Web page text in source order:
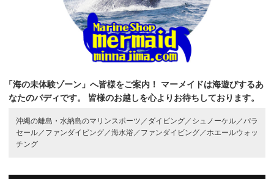
「海の未体験ゾーン」へ皆様をご案内！
マーメイドは海遊びするあ
なたのバディです。
皆様のお越しを心よりお待ちしております。
沖縄の離島・水納島のマリンスポーツ／ ダイビング／ シュノーケル／ パラ
セール／ ファンダイビング／海水浴／ ファンダイビング／ ホエールウォッ
チング